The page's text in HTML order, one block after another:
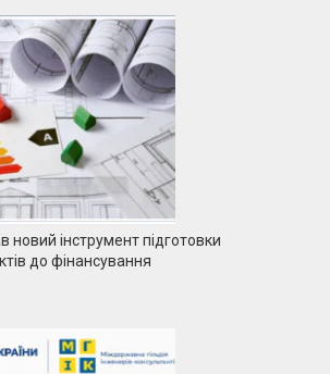
новий інструмент підготовки
до фінансування